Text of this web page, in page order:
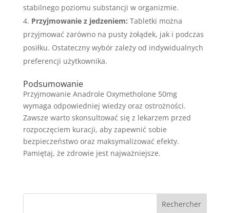
stabilnego poziomu substancji w organizmie.
Przyjmowanie z jedzeniem: Tabletki można
przyjmować zarówno na pusty żołądek, jak i podczas
posiłku. Ostateczny wybór zależy od indywidualnych
preferencji użytkownika.
Podsumowanie
Przyjmowanie Anadrole Oxymetholone 50mg
wymaga odpowiedniej wiedzy oraz ostrożności.
Zawsze warto skonsultować się z lekarzem przed
rozpoczęciem kuracji, aby zapewnić sobie
bezpieczeństwo oraz maksymalizować efekty.
Pamiętaj, że zdrowie jest najważniejsze.
Rechercher